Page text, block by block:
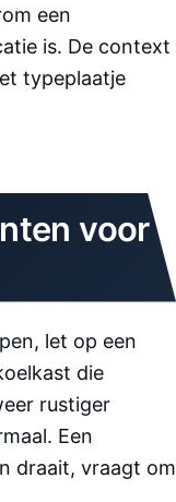
een
is. De context
typeplaatje
voor
let op een
die
rustiger
Een
draait, vraagt om